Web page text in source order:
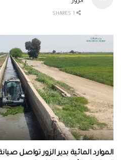
الموارد المائية بدير الزور تواصل